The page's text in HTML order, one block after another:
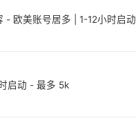
- 欧美账号居多 | 1-12小时启动
启动 - 最多 5k